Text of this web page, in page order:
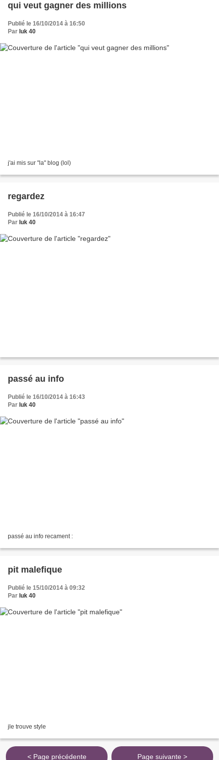
qui veut gagner des millions
Publié le 16/10/2014 à 16:50
Par luk 40
j'ai mis sur "la" blog (lol)
regardez
Publié le 16/10/2014 à 16:47
Par luk 40
passé au info
Publié le 16/10/2014 à 16:43
Par luk 40
passé au info recament :
pit malefique
Publié le 15/10/2014 à 09:32
Par luk 40
jle trouve style
< Page précédente Page suivante >